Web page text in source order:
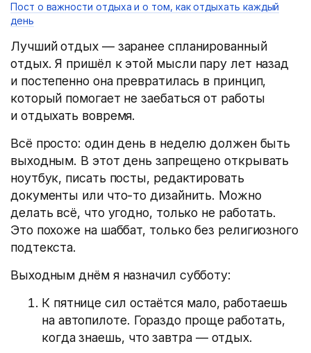
Пост о важности отдыха и о том, как отдыхать каждый
день
Лучший отдых — заранее спланированный
отдых. Я пришёл к этой мысли пару лет назад
и постепенно она превратилась в принцип,
который помогает не заебаться от работы
и отдыхать вовремя.
Всё просто: один день в неделю должен быть
выходным. В этот день запрещено открывать
ноутбук, писать посты, редактировать
документы или что-то дизайнить. Можно
делать всё, что угодно, только не работать.
Это похоже на шаббат, только без религиозного
подтекста.
Выходным днём я назначил субботу:
К пятнице сил остаётся мало, работаешь
на автопилоте. Гораздо проще работать,
когда знаешь, что завтра — отдых.